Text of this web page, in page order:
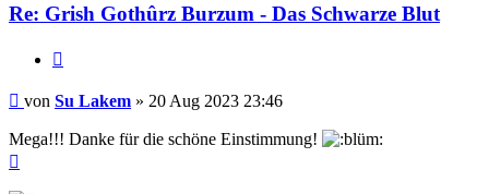
Re: Grish Gothûrz Burzum - Das Schwarze Blut
Beitrag
von Su Lakem » 20 Aug 2023 23:46
Mega!!! Danke für die schöne Einstimmung!